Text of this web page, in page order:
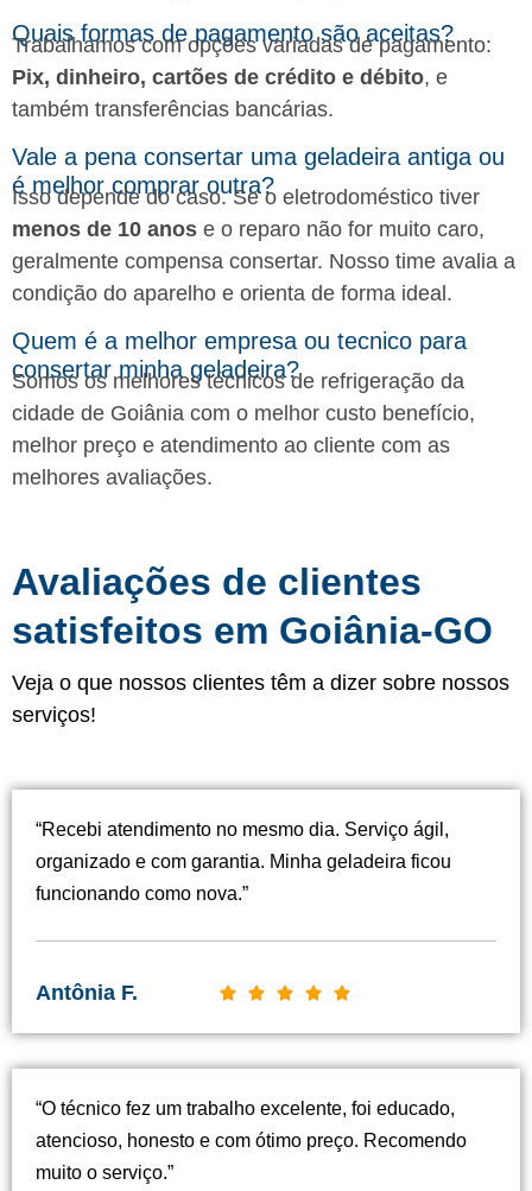
Quais formas de pagamento são aceitas?
Trabalhamos com opções variadas de pagamento:
Pix, dinheiro, cartões de crédito e débito, e
também transferências bancárias.
Vale a pena consertar uma geladeira antiga ou
é melhor comprar outra?
Isso depende do caso. Se o eletrodoméstico tiver
menos de 10 anos e o reparo não for muito caro,
geralmente compensa consertar. Nosso time avalia a
condição do aparelho e orienta de forma ideal.
Quem é a melhor empresa ou tecnico para
consertar minha geladeira?
Somos os melhores técnicos de refrigeração da
cidade de Goiânia com o melhor custo benefício,
melhor preço e atendimento ao cliente com as
melhores avaliações.
Avaliações de clientes
satisfeitos em Goiânia-GO
Veja o que nossos clientes têm a dizer sobre nossos
serviços!
“Recebi atendimento no mesmo dia. Serviço ágil,
organizado e com garantia. Minha geladeira ficou
funcionando como nova.”
Antônia F.     C
s
i
“O técnico fez um trabalho excelente, foi educado,
atencioso, honesto e com ótimo preço. Recomendo
muito o serviço.”